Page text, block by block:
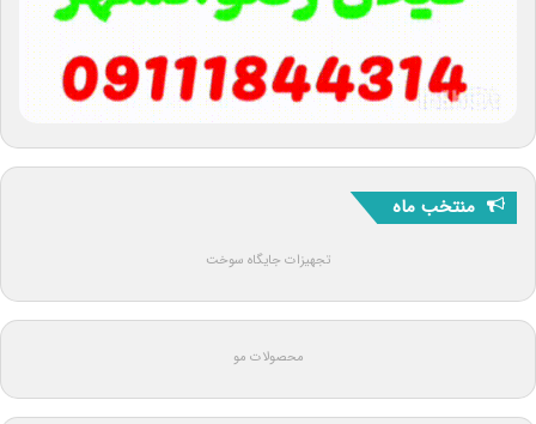
منتخب ماه
تجهیزات جایگاه سوخت
محصولات مو